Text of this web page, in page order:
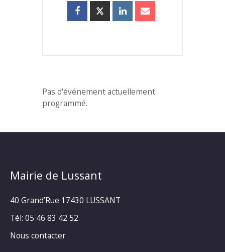
Pas d'événement actuellement
programmé.
Mairie de Lussant
40 Grand’Rue 17430 LUSSANT
Tél: 05 46 83 42 52
Nous contacter